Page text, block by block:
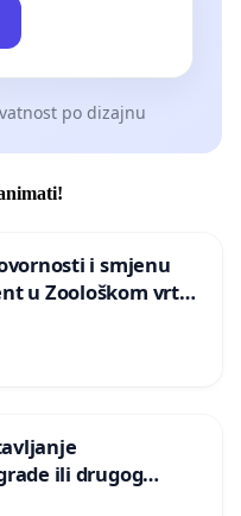
po dizajnu
i smjenu
u Zoološkom vrtu
ili drugog
u Sarajevu